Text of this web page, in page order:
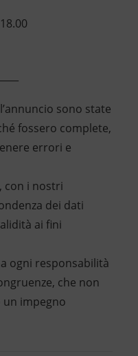
sono state
fossero complete,
errori e
con i nostri
dei dati
ai fini
ogni responsabilità
che non
impegno